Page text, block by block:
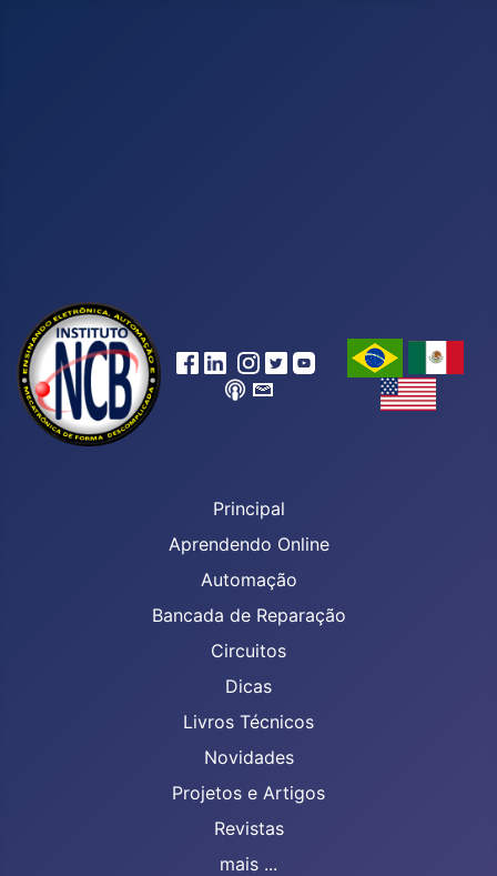
Principal
Aprendendo Online
Automação
Bancada de Reparação
Circuitos
Dicas
Livros Técnicos
Novidades
Projetos e Artigos
Revistas
mais ...